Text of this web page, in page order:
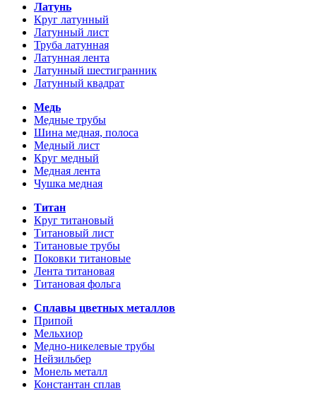
Латунь
Круг латунный
Латунный лист
Труба латунная
Латунная лента
Латунный шестигранник
Латунный квадрат
Медь
Медные трубы
Шина медная, полоса
Медный лист
Круг медный
Медная лента
Чушка медная
Титан
Круг титановый
Титановый лист
Титановые трубы
Поковки титановые
Лента титановая
Титановая фольга
Сплавы цветных металлов
Припой
Мельхиор
Медно-никелевые трубы
Нейзильбер
Монель металл
Константан сплав